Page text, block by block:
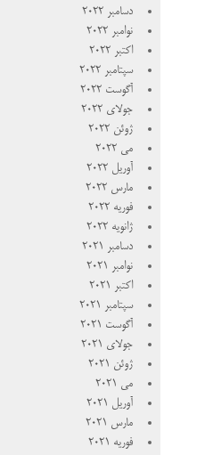
دسامبر 2022
نوامبر 2022
اکتبر 2022
سپتامبر 2022
آگوست 2022
جولای 2022
ژوئن 2022
می 2022
آوریل 2022
مارس 2022
فوریه 2022
ژانویه 2022
دسامبر 2021
نوامبر 2021
اکتبر 2021
سپتامبر 2021
آگوست 2021
جولای 2021
ژوئن 2021
می 2021
آوریل 2021
مارس 2021
فوریه 2021